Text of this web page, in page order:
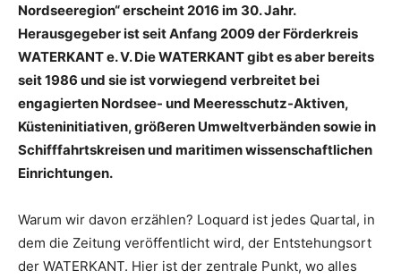
Nordseeregion“ erscheint 2016 im 30. Jahr.
Herausgegeber ist seit Anfang 2009 der Förderkreis
WATERKANT e. V. Die WATERKANT gibt es aber bereits
seit 1986 und sie ist vorwiegend verbreitet bei
engagierten Nordsee- und Meeresschutz-Aktiven,
Küsteninitiativen, größeren Umweltverbänden sowie in
Schifffahrtskreisen und maritimen wissenschaftlichen
Einrichtungen.
Warum wir davon erzählen? Loquard ist jedes Quartal, in
dem die Zeitung veröffentlicht wird, der Entstehungsort
der WATERKANT. Hier ist der zentrale Punkt, wo alles